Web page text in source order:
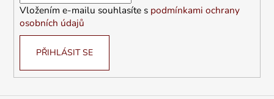
Vložením e-mailu souhlasíte s podmínkami ochrany
osobních údajů
PŘIHLÁSIT SE